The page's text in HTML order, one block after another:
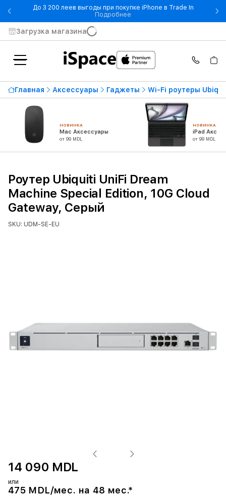
До 3 200 леев выгоды при покупке iPhone в Trade In
Подробнее - До 3 200 леев выгоды при
Загрузка магазина
Главная Аксессуары Гаджеты Wi-Fi роутеры
НОВИНКА
Mac Аксессуары
от 99 MDL
НОВИНКА
iPad
от 99 MDL
Роутер Ubiquiti UniFi Dream
Machine Special Edition, 10G Cloud
Gateway, Серый
SKU: UDM-SE-EU
14 090 MDL
или
475 MDL/мес. на 48 мес.*